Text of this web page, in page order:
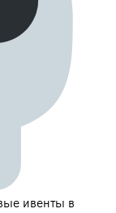
ивенты в